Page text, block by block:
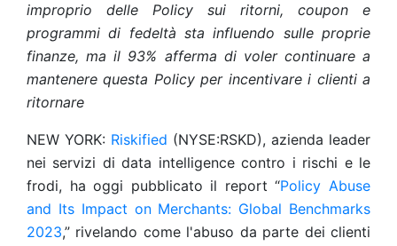
improprio delle Policy sui ritorni, coupon e
programmi di fedeltà sta influendo sulle proprie
finanze, ma il 93% afferma di voler continuare a
mantenere questa Policy per incentivare i clienti a
ritornare
NEW YORK: Riskified (NYSE:RSKD), azienda leader
nei servizi di data intelligence contro i rischi e le
frodi, ha oggi pubblicato il report “Policy Abuse
and Its Impact on Merchants: Global Benchmarks
2023,” rivelando come l'abuso da parte dei clienti